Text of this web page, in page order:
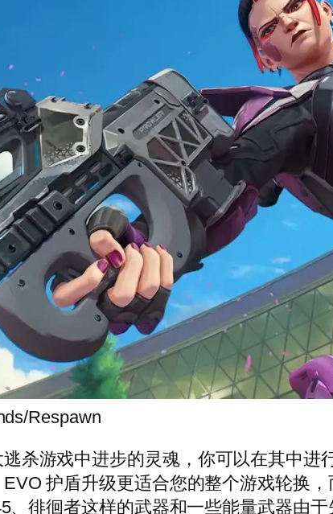
Respawn
杀游戏中进步的灵魂，你可以在其中进
护盾升级更适合您的整个游戏轮换，
、徘徊者这样的武器和一些能量武器由